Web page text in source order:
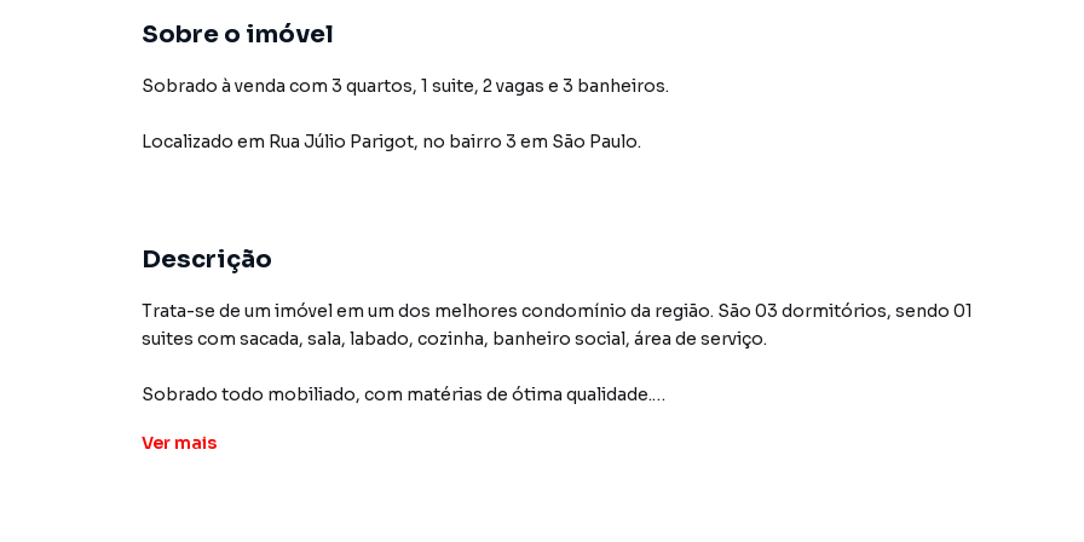
Sobre o imóvel
Sobrado à venda com 3 quartos, 1 suite, 2 vagas e 3 banheiros.
Localizado em Rua Júlio Parigot, no bairro 3 em São Paulo.
Descrição
Trata-se de um imóvel em um dos melhores condomínio da região. São 03 dormitórios, sendo 01
suites com sacada, sala, labado, cozinha, banheiro social, área de serviço.
Sobrado todo mobiliado, com matérias de ótima qualidade.
Localização muito boa com acesso a pontos comerciais como Bancos, Farmácias, Supermercados,
Ver mais